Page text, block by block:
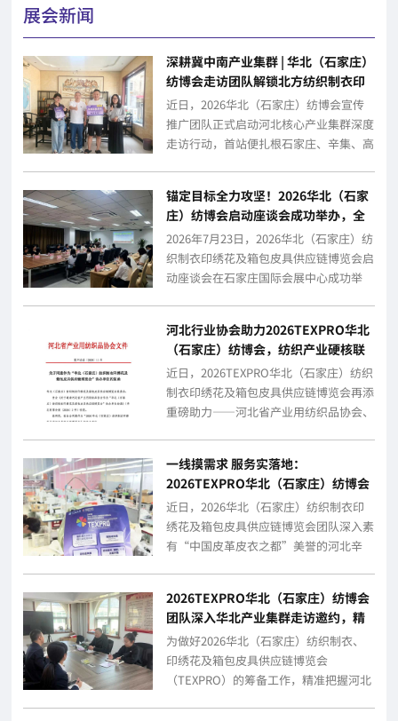
展会新闻
深耕冀中南产业集群 | 华北（石家庄）
纺博会走访团队解锁北方纺织制衣印
绣花及箱包皮革供应链核心动能
近日，2026华北（石家庄）纺博会宣传
推广团队正式启动河北核心产业集群深度
走访行动，首站便扎根石家庄、辛集、高
锚定目标全力攻坚！2026华北（石家
庄）纺博会启动座谈会成功举办，全
面开启冲刺！
2026年7月23日，2026华北（石家庄）纺
织制衣印绣花及箱包皮具供应链博览会启
动座谈会在石家庄国际会展中心成功举
河北行业协会助力2026TEXPRO华北
（石家庄）纺博会，纺织产业硬核联
动再升级
近日，2026TEXPRO华北（石家庄）纺织
制衣印绣花及箱包皮具供应链博览会再添
重磅助力——‌河北省产业用纺织品协会、
一线摸需求 服务实落地：
2026TEXPRO华北（石家庄）纺博会
团队走进千年皮都——辛集
近日，2026华北（石家庄）纺织制衣印
绣花及箱包皮具供应链博览会团队深入素
有“中国皮革皮衣之都”美誉的河北辛
2026TEXPRO华北（石家庄）纺博会
团队深入华北产业集群走访邀约，精
准对接企业需求
为做好2026华北（石家庄）纺织制衣、
印绣花及箱包皮具供应链博览会
（TEXPRO）的筹备工作，精准把握河北